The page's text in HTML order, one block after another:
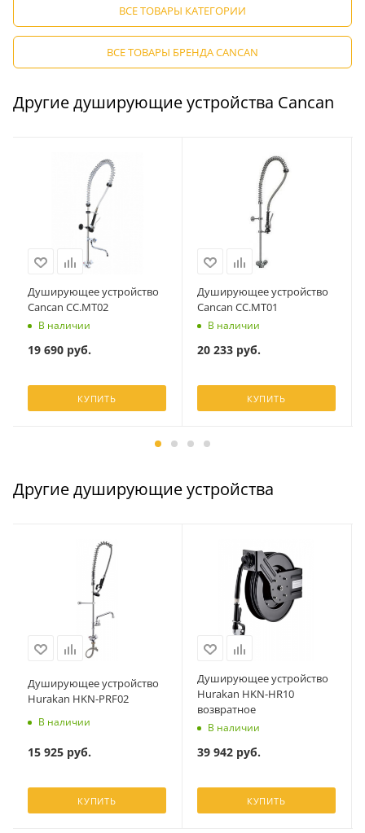
ВСЕ ТОВАРЫ КАТЕГОРИИ
ВСЕ ТОВАРЫ БРЕНДА CANCAN
Другие душирующие устройства Cancan
Душирующее устройство
Cancan CC.MT02
В наличии
19 690 руб.
КУПИТЬ
Душирующее устройство
Cancan CC.MT01
В наличии
20 233руб.
КУПИТЬ
Другие душирующие устройства
Душирующее устройство
Hurakan HKN-PRF02
В наличии
15 925руб.
КУПИТЬ
Душирующее устройство
Hurakan HKN-HR10
возвратное
В наличии
39 942руб.
КУПИТЬ